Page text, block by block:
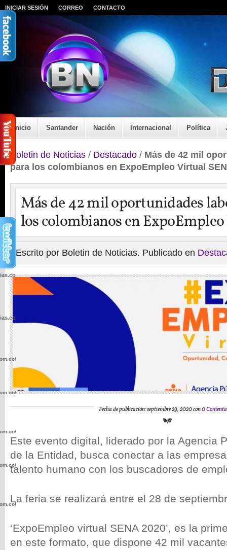
INICIAR SESIÓN CORREO CONTACTO
Inicio Santander Nación Internacional Política
Boletin de Noticias / Destacado / Más de 42 mil
para los colombianos en ExpoEmpleo Virtual
Más de 42 mil oportunidades
los colombianos en
Escrito por Boletin de Noticias. Publicado en
Fecha de publicación: septiembre 29, 2020 con0
Este evento digital, liderado por la Agencia
de la Entidad, busca conectar a las
talento humano con los buscadores de
La feria se realizará entre el 28 de
‘ExpoEmpleo virtual SENA 2020’, es la
en este formato, que dispone 42 mil
wp-
wp-
wp-
wp-
wp-
wp-
wp-